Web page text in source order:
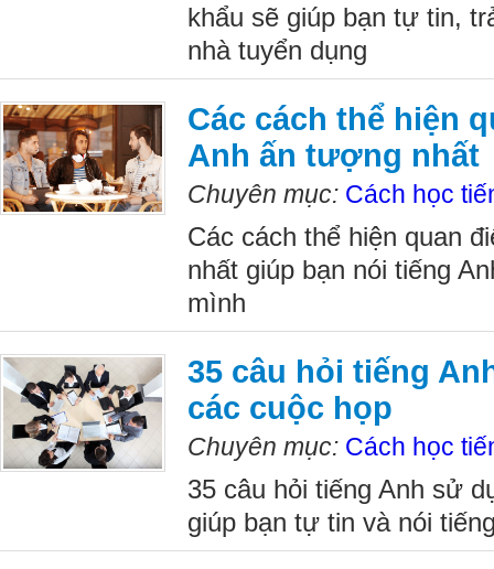
khẩu sẽ giúp bạn tự tin,
nhà tuyển dụng
Các cách thể hiện
Anh ấn tượng nhất
Chuyên mục: Cách học
Các cách thể hiện quan
nhất giúp bạn nói tiếng
mình
35 câu hỏi tiếng
các cuộc họp
Chuyên mục: Cách học
35 câu hỏi tiếng Anh sử
giúp bạn tự tin và nói